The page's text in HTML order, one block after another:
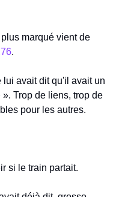
marqué vient de
.
avait dit qu'il avait un
Trop de liens, trop de
pour les autres.
si le train partait.